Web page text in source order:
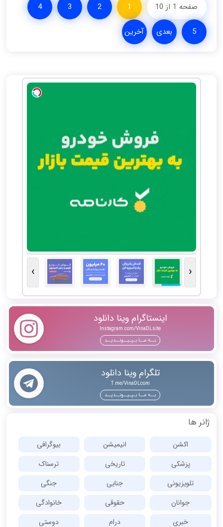
صفحه 1 از 10 1
2
3
4
5 بعدی آخرین
‹
›
اینستاگرام وینا دانلود
Instagram.com/VinaDLsite
بــه مــا بـپـیــونــدیــد
تلگرام وینا دانلود
T.me/VinaDLcom
بــه مــا بـپـیــونــدیــد
ژانر ها
اکشن انیمیشن
بیوگرافی
پزشکی
تاریخی
ترسناک
تلویزیونی
جنایی
جنگی
جوانان
حقوقی
خانوادگی
خبری
درام
دوستی